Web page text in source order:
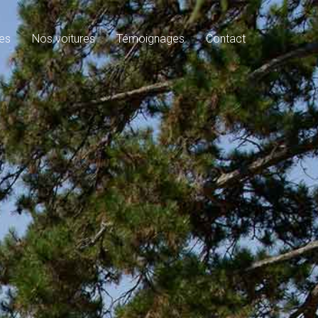
Nos voitures Témoignages Contact